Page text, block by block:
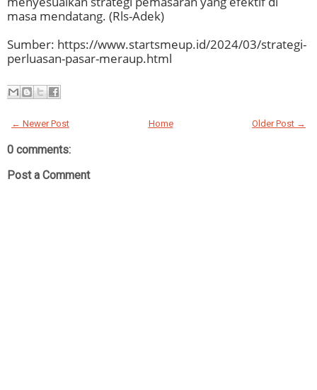
masa mendatang. (Rls-Adek)
Sumber: https://www.startsmeup.id/2024/03/strategi-
perluasan-pasar-meraup.html
← Newer Post Older Post →
Home
0 comments:
Post a Comment